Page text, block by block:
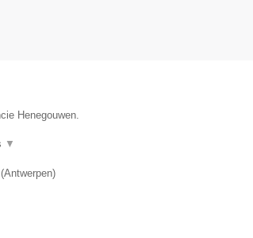
Henegouwen.
▼
Antwerpen)